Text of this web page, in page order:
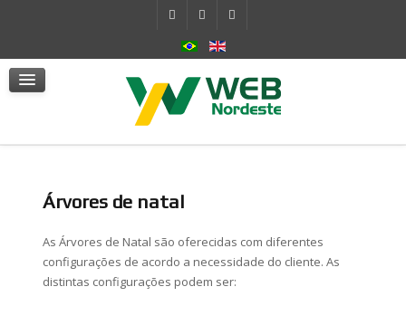
Serviços
Árvores de natal
As Árvores de Natal são oferecidas com diferentes
configurações de acordo a necessidade do cliente. As
distintas configurações podem ser: